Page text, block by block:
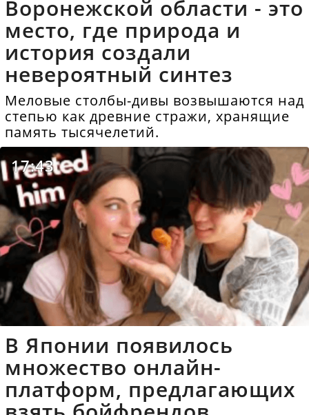
Воронежской области - это
место, где природа и
история создали
невероятный синтез
Меловые столбы-дивы возвышаются над
степью как древние стражи, хранящие
память тысячелетий.
17:43
В Японии появилось
множество онлайн-
платформ, предлагающих